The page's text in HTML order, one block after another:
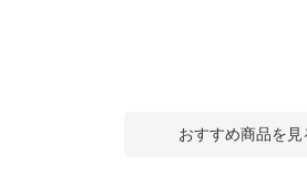
おすすめ商品を見